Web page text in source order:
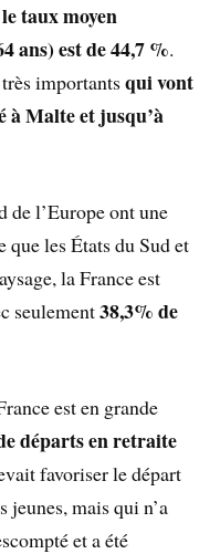
le taux moyen
ans) est de 44,7 %.
très importantsqui vont
à Malte et jusqu’à
de l’Europe ont une
les États du Sud et
la France est
seulement38,3% de
est en grande
départs en retraite
favoriser le départ
jeunes, mais qui n’a
et a été